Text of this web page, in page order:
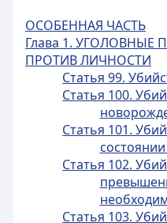
ОСОБЕННАЯ ЧАСТЬ
Глава 1. УГОЛОВНЫЕ
ПРОТИВ ЛИЧНОСТИ
Статья 99.
Статья 100.
Статья 101.
Статья 102.
Статья 103.